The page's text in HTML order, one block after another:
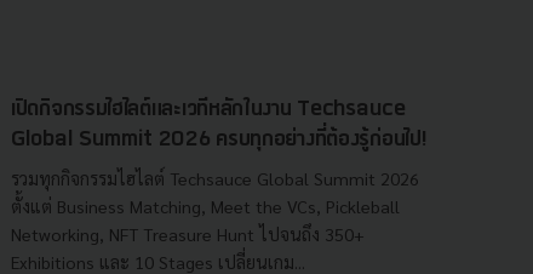
เปิดกิจกรรมไฮไลต์และเวทีหลักในงาน Techsauce
Global Summit 2026 ครบทุกอย่างที่ต้องรู้ก่อนไป!
รวมทุกกิจกรรมไฮไลต์ Techsauce Global Summit 2026
ตั้งแต่ Business Matching, Meet the VCs, Pickleball
Networking, NFT Treasure Hunt ไปจนถึง 350+
Exhibitions และ 10 Stages เปลี่ยนเกม...